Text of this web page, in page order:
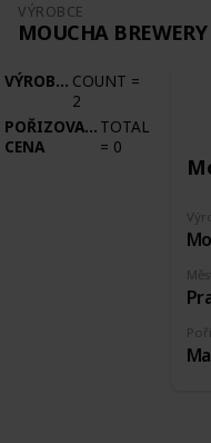
VÝROBCE
MOUCHA
VÝROBCE COUNT =
2
POŘIZOVACÍ
CENA
TOTAL
= 0